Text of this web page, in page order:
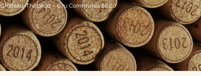
Château-Thébaud – Cru Communal 2020